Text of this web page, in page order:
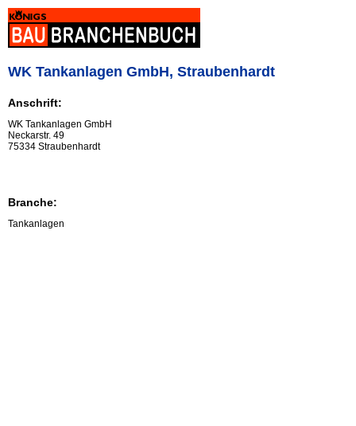
WK Tankanlagen GmbH, Straubenhardt
Anschrift:
WK Tankanlagen GmbH
Neckarstr. 49
75334 Straubenhardt
Branche:
Tankanlagen